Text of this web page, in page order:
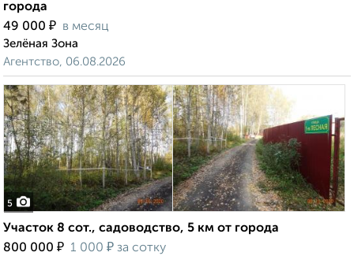
города
49 000 ₽ в месяц
Зелёная Зона
Агентство, 06.08.2026
5
Участок 8 сот., садоводство, 5 км от города
800 000 ₽ 1 000 ₽ за сотку